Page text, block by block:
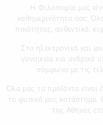
H Φιλοσοφία μας
καθημερινότητα σας.
ποιότητας, αυθεντικά,
Στο ηλεκτρονικό και
γυναικεία και
σύμφωνα με τις
Όλα μας τα προϊόντα είναι
το φυσικό μας κατάστημα.
της Αθήνας